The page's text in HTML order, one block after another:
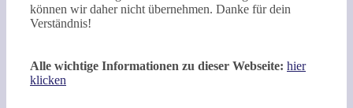
können wir daher nicht übernehmen. Danke für dein
Verständnis!
Alle wichtige Informationen zu dieser Webseite: hier
klicken